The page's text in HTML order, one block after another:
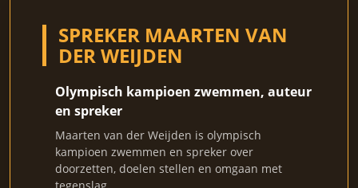
SPREKER MAARTEN VAN
DER WEIJDEN
Olympisch kampioen zwemmen, auteur
en spreker
Maarten van der Weijden is olympisch
kampioen zwemmen en spreker over
doorzetten, doelen stellen en omgaan met